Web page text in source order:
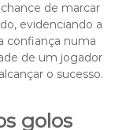
de marcar
evidenciando a
confiança numa
de um jogador
o sucesso.
golos